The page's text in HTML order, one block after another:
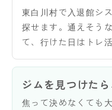
東白川村で入退館シ
探せます。通えそう
て、行けた日はトレ
ジムを見つけた
焦って決めなくても